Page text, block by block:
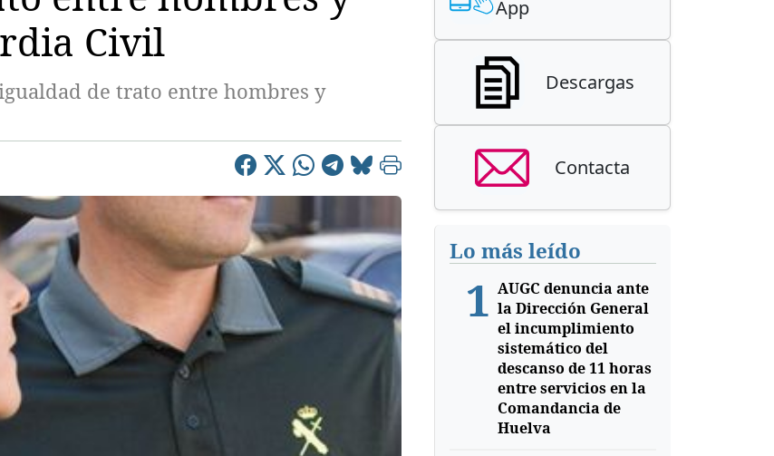
Civil
de trato entre hombres y
App
Descargas
Contacta
Lo más leído
1 AUGC denuncia ante
la Dirección General
el incumplimiento
sistemático del
descanso de 11 horas
entre servicios en la
Comandancia de
Huelva